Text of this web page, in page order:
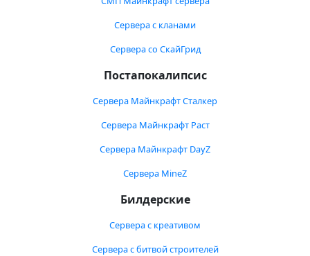
Сервера с кланами
Сервера со СкайГрид
Постапокалипсис
Сервера Майнкрафт Сталкер
Сервера Майнкрафт Раст
Сервера Майнкрафт DayZ
Сервера MineZ
Билдерские
Сервера с креативом
Сервера с битвой строителей